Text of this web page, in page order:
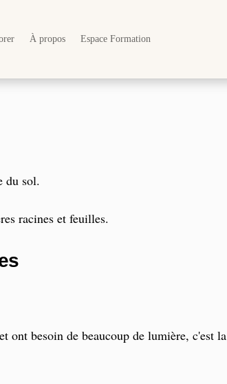
À propos Espace Formation
du sol.
racines et feuilles.
ont besoin de beaucoup de lumière, c'est la